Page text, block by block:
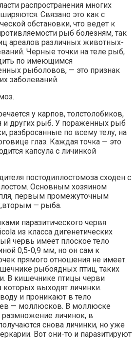
распространения многих
Связано это как с
обстановки, что ведет к
рыб болезням, так
ареалов различных животных-
Черные точки на теле рыб,
по имеющимся
рыболовов, — это признак
заболеваний.
у карпов, толстолобиков,
и других рыб. У пораженных рыб
разбросанные по всему телу, на
глаз. Каждая точка — это
капсула с личинкой
постодиплостомоза сходен с
Основным хозяином
первым промежуточным
— рыба.
паразитического червя
из класса дигенетических
червь имеет плоское тело
0,5-0,9 мм, но он сам к
прямого отношения не имеет.
рыбоядных птиц, таких
В кишечнике птицы черви
которых выходят личинки.
и проникают в тело
— моллюсков. В моллюске
размножение личинок, в
снова личинки, но уже
Вот они-то и паразитируют